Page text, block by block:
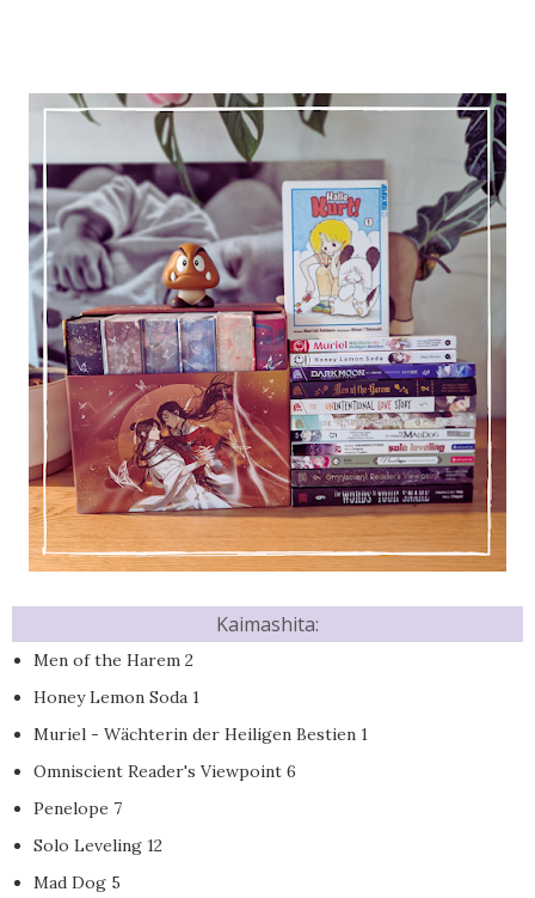
Kaimashita:
Men of the Harem 2
Honey Lemon Soda 1
Muriel - Wächterin der Heiligen Bestien 1
Omniscient Reader's Viewpoint 6
Penelope 7
Solo Leveling 12
Mad Dog 5